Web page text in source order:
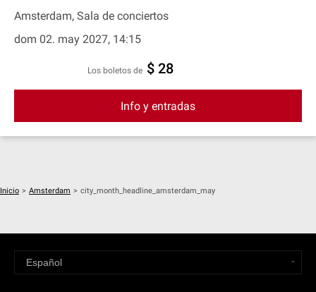
Amsterdam, Sala de conciertos
dom 02. may 2027, 14:15
Los boletos de $ 28
Info y entradas
Inicio > Amsterdam > city_month_headline_amsterdam_may